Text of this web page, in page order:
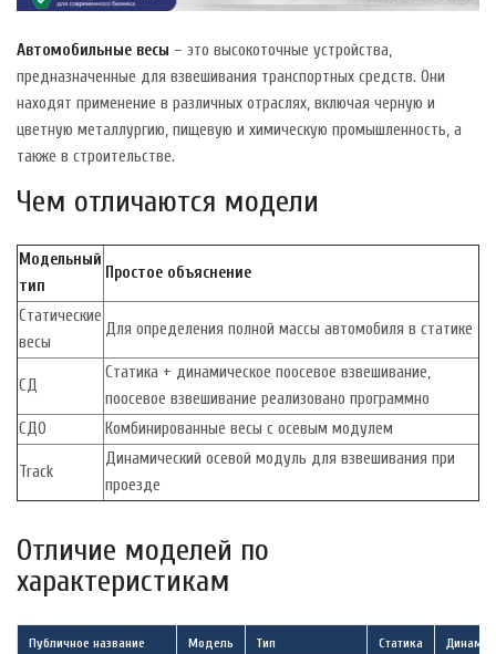
Автомобильные весы – это высокоточные устройства,
предназначенные для взвешивания транспортных средств. Они
находят применение в различных отраслях, включая черную и
цветную металлургию, пищевую и химическую промышленность, а
также в строительстве.
Чем отличаются модели
Модельный
тип
Простое объяснение
Статические
весы
Для определения полной массы автомобиля в статике
СД
Статика + динамическое поосевое взвешивание,
поосевое взвешивание реализовано программно
СДО
Комбинированные весы с осевым модулем
Track
Динамический осевой модуль для взвешивания при
проезде
Отличие моделей по
характеристикам
Публичное название Модель Тип Статика